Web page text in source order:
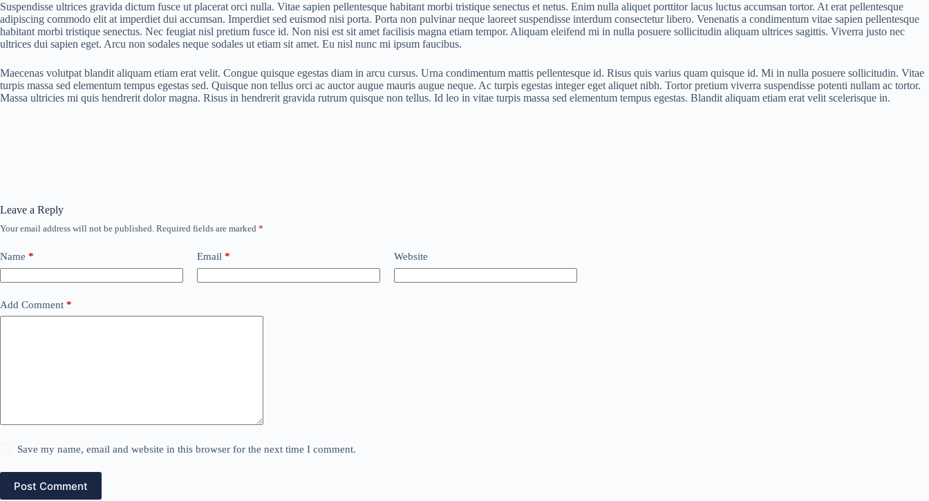
Suspendisse ultrices gravida dictum fusce ut placerat orci nulla. Vitae sapien pellentesque habitant morbi tristique senectus et netus. Enim nulla aliquet porttitor lacus luctus accumsan tortor. At erat pellentesque
adipiscing commodo elit at imperdiet dui accumsan. Imperdiet sed euismod nisi porta. Porta non pulvinar neque laoreet suspendisse interdum consectetur libero. Venenatis a condimentum vitae sapien pellentesque
habitant morbi tristique senectus. Nec feugiat nisl pretium fusce id. Non nisi est sit amet facilisis magna etiam tempor. Aliquam eleifend mi in nulla posuere sollicitudin aliquam ultrices sagittis. Viverra justo nec
ultrices dui sapien eget. Arcu non sodales neque sodales ut etiam sit amet. Eu nisl nunc mi ipsum faucibus.
Maecenas volutpat blandit aliquam etiam erat velit. Congue quisque egestas diam in arcu cursus. Urna condimentum mattis pellentesque id. Risus quis varius quam quisque id. Mi in nulla posuere sollicitudin. Vitae
turpis massa sed elementum tempus egestas sed. Quisque non tellus orci ac auctor augue mauris augue neque. Ac turpis egestas integer eget aliquet nibh. Tortor pretium viverra suspendisse potenti nullam ac tortor.
Massa ultricies mi quis hendrerit dolor magna. Risus in hendrerit gravida rutrum quisque non tellus. Id leo in vitae turpis massa sed elementum tempus egestas. Blandit aliquam etiam erat velit scelerisque in.
Leave a Reply
Your email address will not be published. Required fields are marked *
Name * Email * Website
Add Comment *
Save my name, email and website in this browser for the next time I comment.
Post Comment